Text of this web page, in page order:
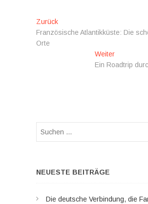
Beitragsnavigation
ZurückVorheriger
Beitrag:
Französische Atlantikküste: Die
Orte
WeiterNächster
Beitrag:
Ein Roadtrip
NEUESTE BEITRÄGE
Die deutsche Verbindung, die